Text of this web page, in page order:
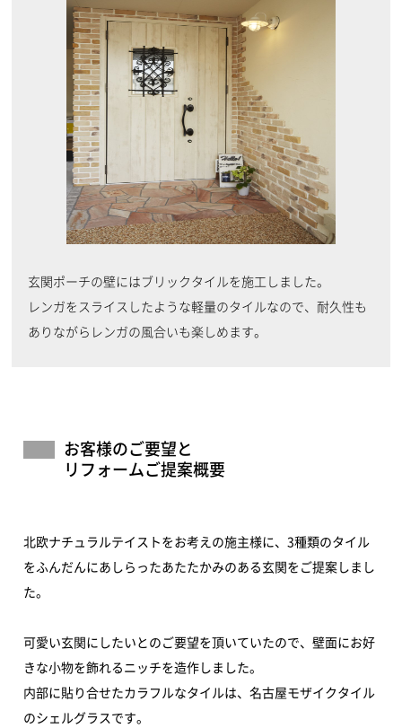
玄関ポーチの壁にはブリックタイルを施工しました。
レンガをスライスしたような軽量のタイルなので、耐久性も
ありながらレンガの風合いも楽しめます。
お客様のご要望と
リフォームご提案概要
北欧ナチュラルテイストをお考えの施主様に、3種類のタイル
をふんだんにあしらったあたたかみのある玄関をご提案しまし
た。
可愛い玄関にしたいとのご要望を頂いていたので、壁面にお好
きな小物を飾れるニッチを造作しました。
内部に貼り合せたカラフルなタイルは、名古屋モザイクタイル
のシェルグラスです。